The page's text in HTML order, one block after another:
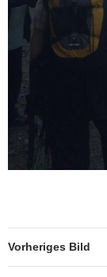
Vorheriges Bild